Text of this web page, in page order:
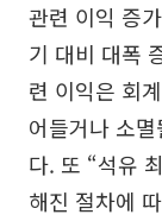
관련 이익 증
기 대비 대폭
련 이익은 회
어들거나 소
다. 또 “석유
해진 절차에